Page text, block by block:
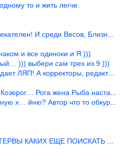
то и жить легче.
И среди Весов, Близнецов встреч
и все одиноки и Я )))
))) выбери сам трех из 9 )))
А корректоры, редакторы пропус
Рога жена Рыба наставила ))
х… йню? Автор что то обкурился?
КАКИХ ЕЩЕ ПОИСКАТЬ НАДО